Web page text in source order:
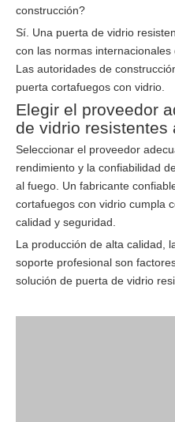
construcción?
Sí. Una puerta de vidrio
con las normas
Las autoridades de
puerta cortafuegos con vidrio.
Elegir el proveedor
de vidrio resistentes
Seleccionar el proveedor
rendimiento y la confiabilidad
al fuego. Un fabricante
cortafuegos con vidrio cumpla
calidad y seguridad.
La producción de alta calidad,
soporte profesional son
solución de puerta de vidrio